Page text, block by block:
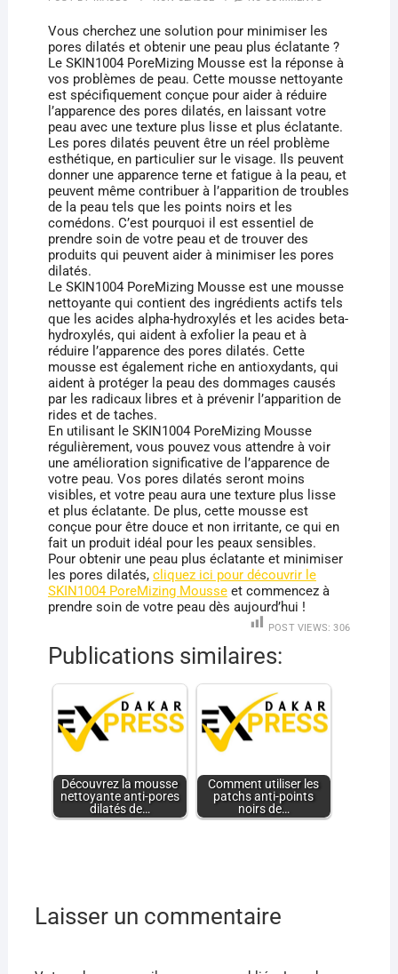
Vous cherchez une solution pour minimiser les
pores dilatés et obtenir une peau plus éclatante ?
Le SKIN1004 PoreMizing Mousse est la réponse à
vos problèmes de peau. Cette mousse nettoyante
est spécifiquement conçue pour aider à réduire
l’apparence des pores dilatés, en laissant votre
peau avec une texture plus lisse et plus éclatante.
Les pores dilatés peuvent être un réel problème
esthétique, en particulier sur le visage. Ils peuvent
donner une apparence terne et fatigue à la peau, et
peuvent même contribuer à l’apparition de troubles
de la peau tels que les points noirs et les
comédons. C’est pourquoi il est essentiel de
prendre soin de votre peau et de trouver des
produits qui peuvent aider à minimiser les pores
dilatés.
Le SKIN1004 PoreMizing Mousse est une mousse
nettoyante qui contient des ingrédients actifs tels
que les acides alpha-hydroxylés et les acides beta-
hydroxylés, qui aident à exfolier la peau et à
réduire l’apparence des pores dilatés. Cette
mousse est également riche en antioxydants, qui
aident à protéger la peau des dommages causés
par les radicaux libres et à prévenir l’apparition de
rides et de taches.
En utilisant le SKIN1004 PoreMizing Mousse
régulièrement, vous pouvez vous attendre à voir
une amélioration significative de l’apparence de
votre peau. Vos pores dilatés seront moins
visibles, et votre peau aura une texture plus lisse
et plus éclatante. De plus, cette mousse est
conçue pour être douce et non irritante, ce qui en
fait un produit idéal pour les peaux sensibles.
Pour obtenir une peau plus éclatante et minimiser
les pores dilatés, cliquez ici pour découvrir le
SKIN1004 PoreMizing Mousseet commencez à
prendre soin de votre peau dès aujourd’hui !
POST VIEWS: 306
Publications similaires:
Découvrez la mousse
nettoyante anti-pores
dilatés de…
Comment utiliser les
patchs anti-points
noirs de…
Laisser un commentaire